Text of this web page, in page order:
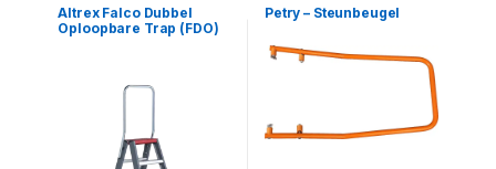
Altrex Falco Dubbel
Oploopbare Trap (FDO)
onderdelen
Petry – Steunbeugel